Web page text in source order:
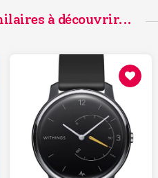
à découvrir...
99.95